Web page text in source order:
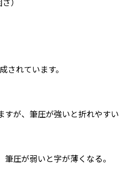
されています。
すが、筆圧が強いと折れやすい
筆圧が弱いと字が薄くなる。